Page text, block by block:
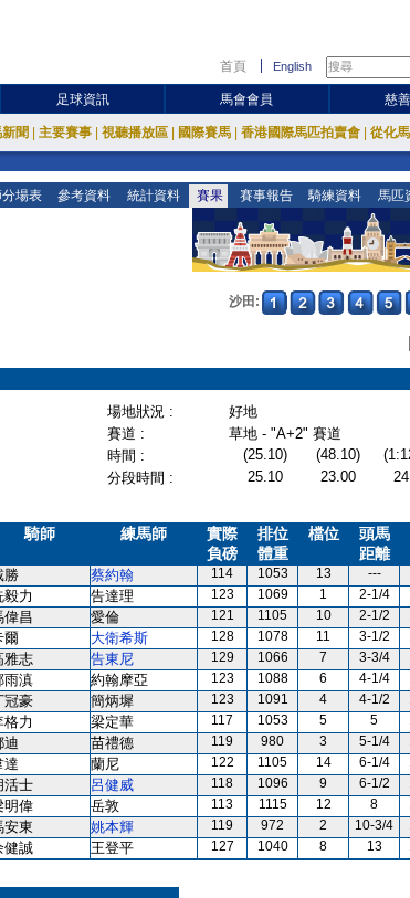
首頁 English
足球資訊 馬會會員 慈
聞 主要賽事 視聽播放區 國際賽馬 香港國際馬匹拍賣會 從化
場表 參考資料 統計資料 賽果 賽事報告 騎練資料 馬匹
沙田:
場地狀況 :
好地
賽道 :
草地 - "A+2" 賽道
時間 : (25.10) (48.10)
分段時間 :
25.10 23.00
騎師 練馬師
實際
負磅
排位
體重
檔位
頭馬
距離
勝 蔡約翰 114 1053 13 ---
毅力 告達理 123 1069 1 2-1/4
偉昌 愛倫 121 1105 10 2-1/2
爾 大衛希斯 128 1078 11 3-1/2
雅志 告東尼 129 1066 7 3-3/4
雨滇 約翰摩亞 123 1088 6 4-1/4
冠豪 簡炳墀 123 1091 4 4-1/2
格力 梁定華 117 1053 5 5
迪 苗禮德 119 980 3 5-1/4
達 蘭尼 122 1105 14 6-1/4
活士 呂健威 118 1096 9 6-1/2
明偉 岳敦 113 1115 12 8
安東 姚本輝 119 972 2 10-3/4
健誠 王登平 127 1040 8 13